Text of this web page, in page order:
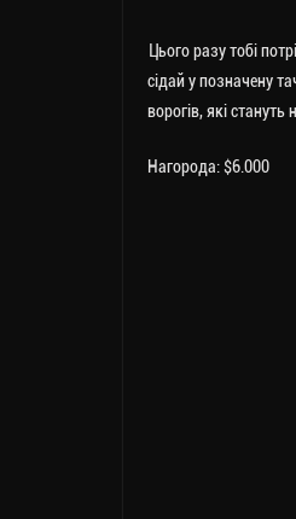
Цього разу тобі
сідай у позначену
ворогів, які
Нагорода: $6.000